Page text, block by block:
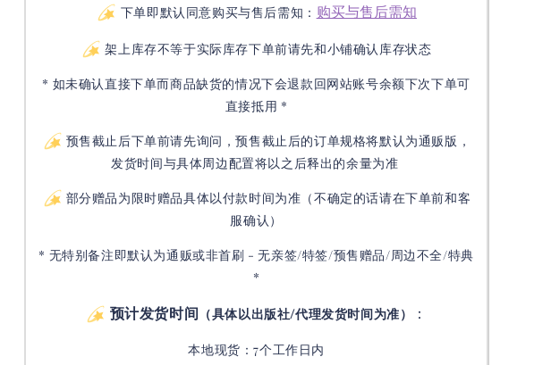
下单即默认同意购买与售后需知： 购买与售后需知
架上库存不等于实际库存下单前请先和小铺确认库存状态
* 如未确认直接下单而商品缺货的情况下会退款回网站账号余额下次下单可
直接抵用 *
预售截止后下单前请先询问，预售截止后的订单规格将默认为通贩版，
发货时间与具体周边配置将以之后释出的余量为准
部分赠品为限时赠品具体以付款时间为准（不确定的话请在下单前和客
服确认）
* 无特别备注即默认为通贩或非首刷 - 无亲签/特签/预售赠品/周边不全/特典
*
预计发货时间 （具体以出版社/代理发货时间为准） ：
本地现货：7个工作日内